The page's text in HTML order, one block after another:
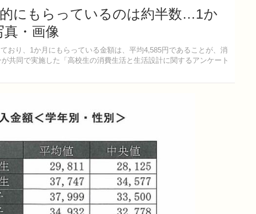
にもらっているのは約半数…1か
・画像
おり、1か月にもらっている金額は、平均4,585円であることが、消
共同で実施した「高校生の消費生活と生活設計に関するアンケート